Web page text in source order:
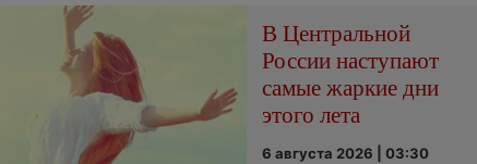
В Центральной
России наступают
самые жаркие дни
этого лета
6 августа 2026 | 03:30